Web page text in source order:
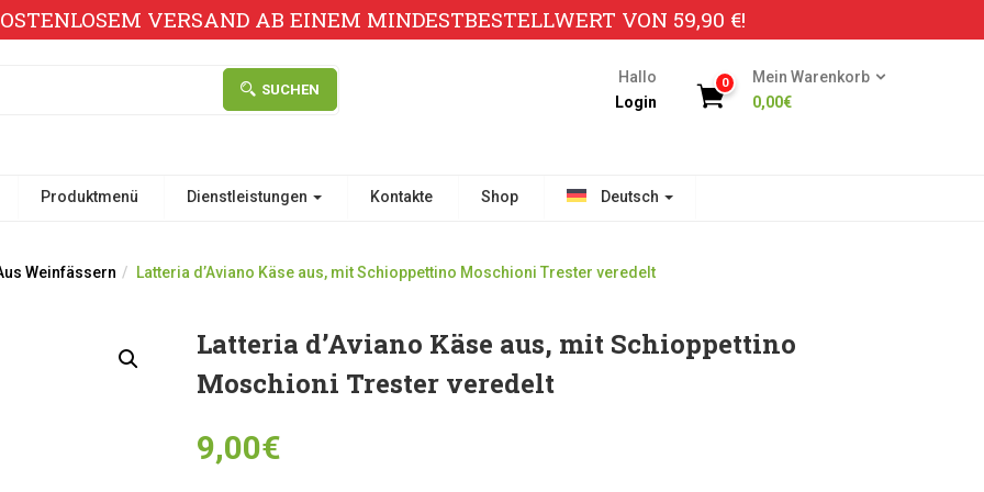
VERSAND AB EINEM MINDESTBESTELLWERT VON 59,90 €!
SUCHEN
Hallo
Login
0
Mein Warenkorb
0,00€
Produktmenü Dienstleistungen Kontakte Shop Deutsch
Weinfässern Latteria d’Aviano Käse aus, mit Schioppettino Moschioni Trester veredelt
Latteria d’Aviano Käse aus, mit Schioppettino
Moschioni Trester veredelt
9,00€